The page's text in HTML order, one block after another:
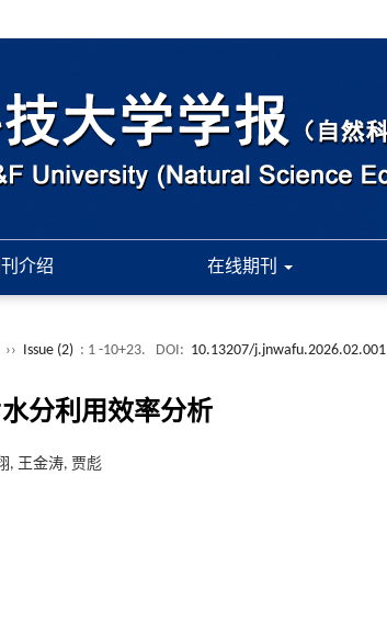
介绍 在线期刊
›› Issue (2) : 1 -10+23. DOI: 10.13207/j.jnwafu.2026.02.001
分利用效率分析
, 王金涛, 贾彪